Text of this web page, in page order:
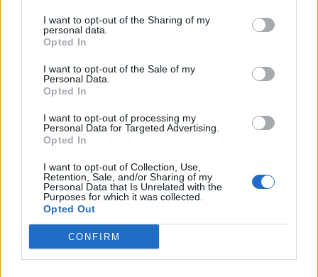
I want to opt-out of the Sharing of my
personal data.
Opted In
I want to opt-out of the Sale of my
Personal Data.
Opted In
I want to opt-out of processing my
Personal Data for Targeted Advertising.
Opted In
I want to opt-out of Collection, Use,
Retention, Sale, and/or Sharing of my
Personal Data that Is Unrelated with the
Purposes for which it was collected.
Opted Out
CONFIRM
ΡΟΗ ΕΙΔΗΣΕΩΝ
ΥΠΑΑΤ: Επιπλέον 12,5 εκατ. ευρώ στις Περιφέρειες
για την ενίσχυση της βιοασφάλειας
07/08/2026 - 17:02
Deloitte Ελλάδος: Χρηματοοικονομικός σύμβουλος
της ΔΕΗ για την είσοδο στην πολωνική αγορά